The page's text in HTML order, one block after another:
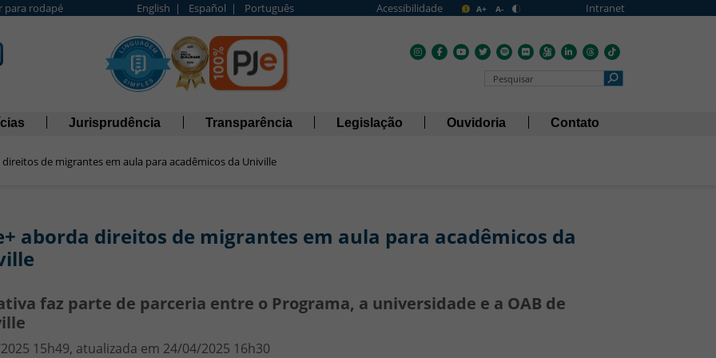
para rodapé English | Español | Português Acessibilidade A+ A- Intranet
Pesquisar no Portal
Jurisprudência Transparência Legislação Ouvidoria Contato
de migrantes em aula para acadêmicos da Univille
aborda direitos de migrantes em aula para acadêmicos da
faz parte de parceria entre o Programa, a universidade e a OAB de
15h49, atualizada em 24/04/2025 16h30